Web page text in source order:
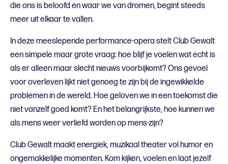
die ons is beloofd en waar we van dromen, begint steeds
meer uit elkaar te vallen.
In deze meeslepende performance-opera stelt Club Gewalt
een simpele maar grote vraag: hoe blijf je voelen wat echt is
als er alleen maar slecht nieuws voorbijkomt? Ons gevoel
voor overleven lijkt niet genoeg te zijn bij de ingewikkelde
problemen in de wereld. Hoe geloven we in een toekomst die
niet vanzelf goed komt? En het belangrijkste, hoe kunnen we
als mens weer verliefd worden op mens-zijn?
Club Gewalt maakt energiek, muzikaal theater vol humor en
ongemakkelijke momenten. Kom kijken, voelen en laat jezelf